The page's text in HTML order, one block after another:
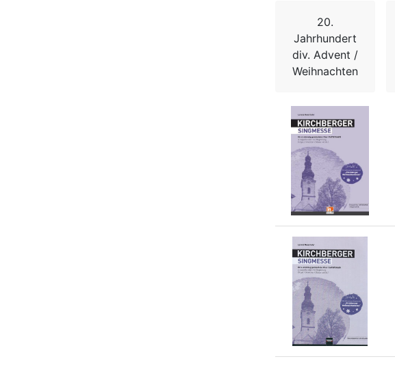
20.
Jahrhundert
div. Advent /
Weihnachten